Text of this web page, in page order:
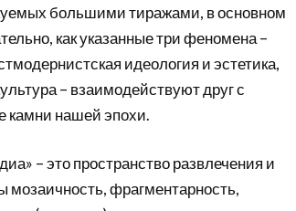
большими тиражами, в основном
как указанные три феномена –
идеология и эстетика,
– взаимодействуют друг с
камни нашей эпохи.
– это пространство развлечения и
мозаичность, фрагментарность,